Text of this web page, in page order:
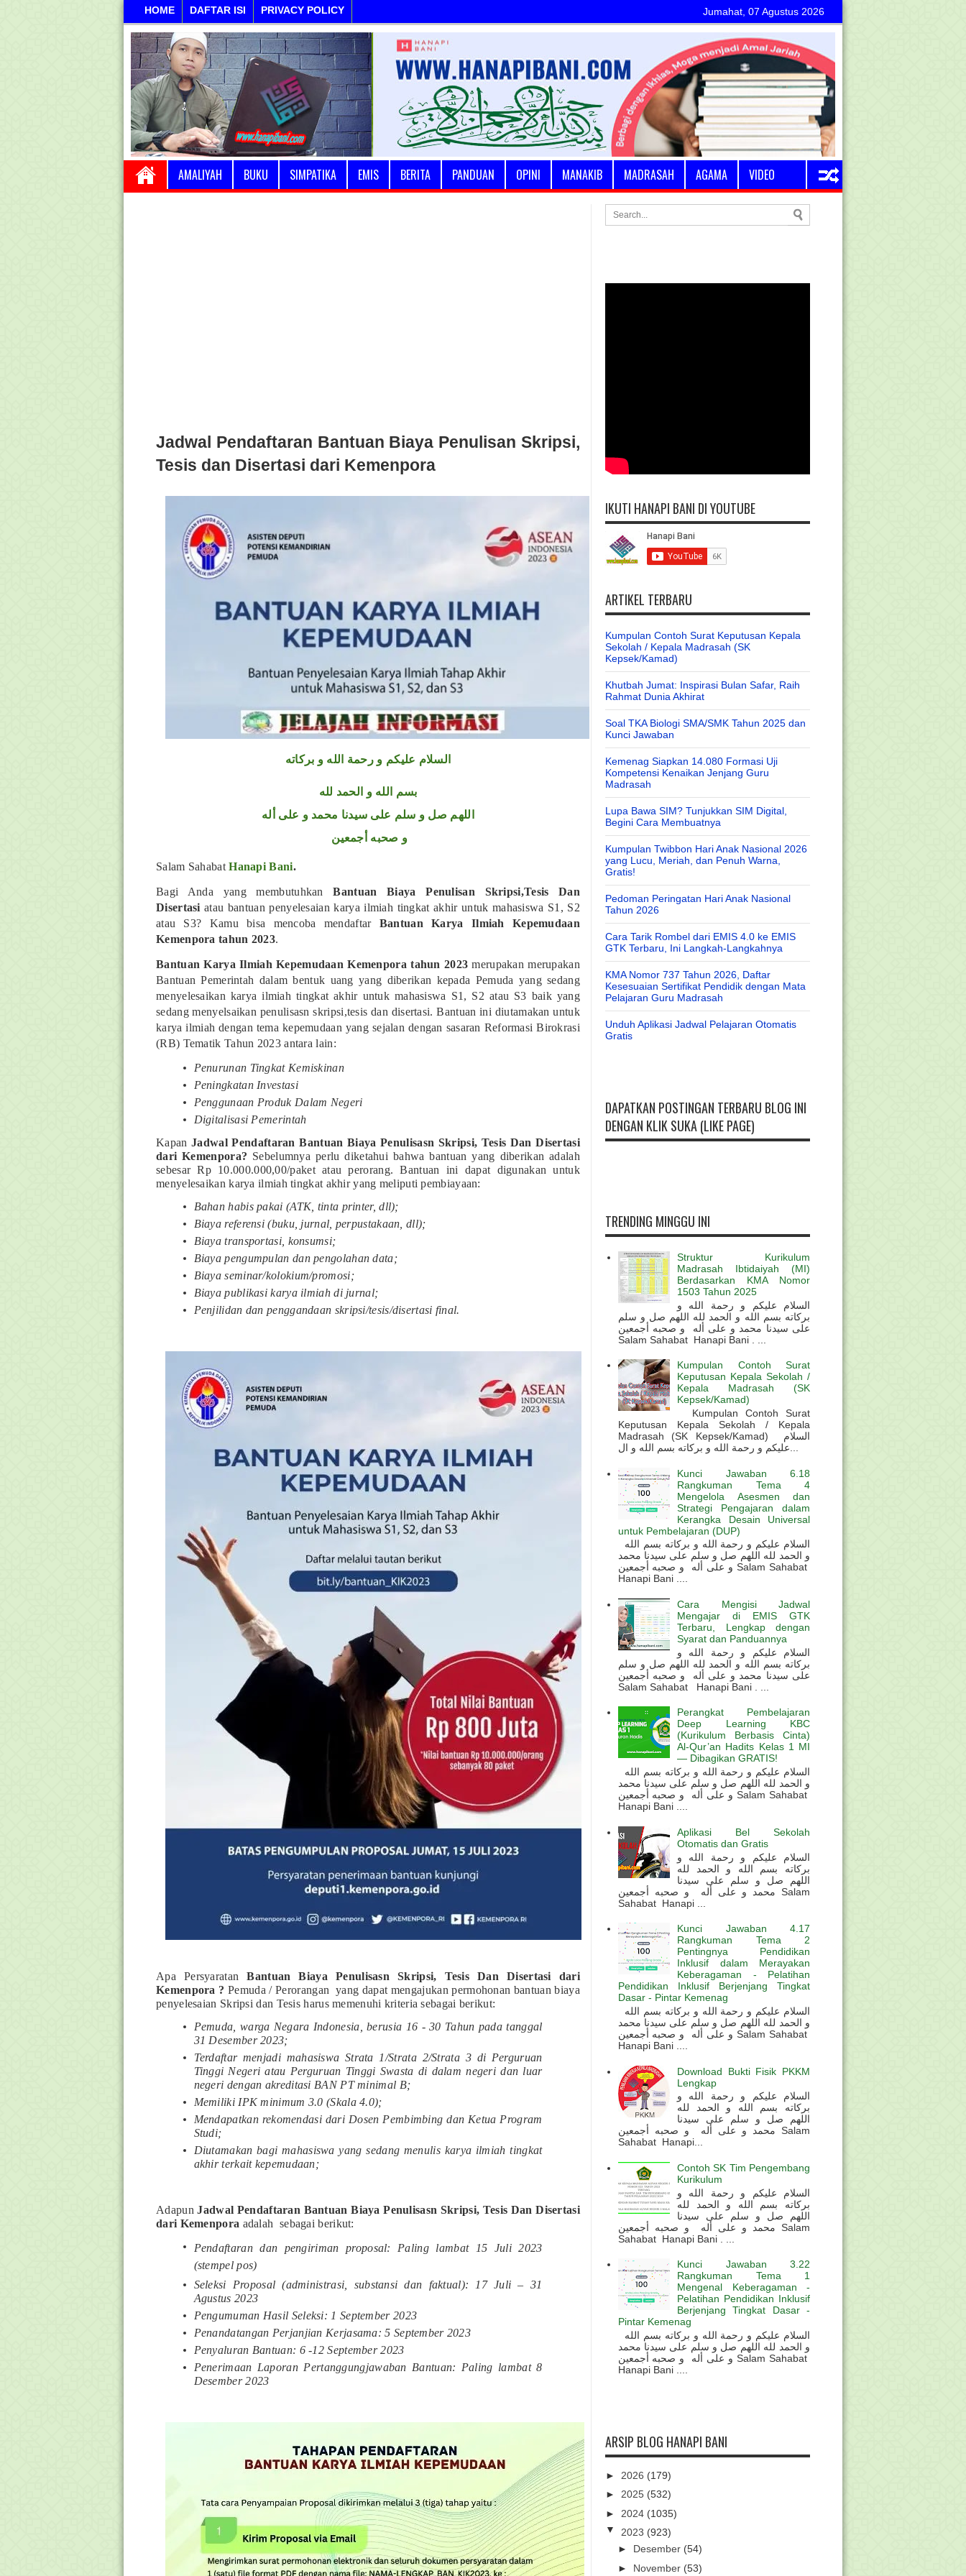
HOME DAFTAR ISI PRIVACY POLICY Jumahat, 07 Agustus 2026
AMALIYAH BUKU SIMPATIKA EMIS BERITA PANDUAN OPINI MANAKIB MADRASAH AGAMA VIDEO
Jadwal Pendaftaran Bantuan Biaya Penulisan Skripsi,
Tesis dan Disertasi dari Kemenpora
السلام عليكم و رحمة الله و بركاته
بسم الله و الحمد لله
اللهم صل و سلم على سيدنا محمد و على أله
و صحبه أجمعين
Salam SahabatHanapi Bani.
Bagi Anda yang membutuhkan
Bantuan Biaya Penulisan Skripsi,Tesis Dan
Disertasiatau bantuan penyelesaian karya ilmiah tingkat akhir untuk mahasiswa S1, S2
atau S3? Kamu bisa mencoba mendaftar
Bantuan Karya Ilmiah Kepemudaan
Kemenpora tahun 2023.
Bantuan Karya Ilmiah Kepemudaan Kemenpora tahun 2023merupakan merupakan
Bantuan Pemerintah dalam bentuk uang yang diberikan kepada Pemuda yang sedang
menyelesaikan karya ilmiah tingkat akhir untuk mahasiswa S1, S2 atau S3 baik yang
sedang menyelsaikan penulisasn skripsi,tesis dan disertasi. Bantuan ini diutamakan untuk
karya ilmiah dengan tema kepemudaan yang sejalan dengan sasaran Reformasi Birokrasi
(RB) Tematik Tahun 2023 antara lain:
Penurunan Tingkat Kemiskinan
Peningkatan Investasi
Penggunaan Produk Dalam Negeri
Digitalisasi Pemerintah
KapanJadwal Pendaftaran Bantuan Biaya Penulisasn Skripsi, Tesis Dan Disertasi
dari Kemenpora? Sebelumnya perlu diketahui bahwa bantuan yang diberikan adalah
sebesar Rp 10.000.000,00/paket atau perorang. Bantuan ini dapat digunakan untuk
menyelesaikan karya ilmiah tingkat akhir yang meliputi pembiayaan:
Bahan habis pakai (ATK, tinta printer, dll);
Biaya referensi (buku, jurnal, perpustakaan, dll);
Biaya transportasi, konsumsi;
Biaya pengumpulan dan pengolahan data;
Biaya seminar/kolokium/promosi;
Biaya publikasi karya ilmiah di jurnal;
Penjilidan dan penggandaan skripsi/tesis/disertasi final.
Apa PersyaratanBantuan Biaya Penulisasn Skripsi, Tesis Dan Disertasi dari
Kemenpora ?Pemuda / Perorangan yang dapat mengajukan permohonan bantuan biaya
penyelesaian Skripsi dan Tesis harus memenuhi kriteria sebagai berikut:
Pemuda, warga Negara Indonesia, berusia 16 - 30 Tahun pada tanggal
31 Desember 2023;
Terdaftar menjadi mahasiswa Strata 1/Strata 2/Strata 3 di Perguruan
Tinggi Negeri atau Perguruan Tinggi Swasta di dalam negeri dan luar
negeri dengan akreditasi BAN PT minimal B;
Memiliki IPK minimum 3.0 (Skala 4.0);
Mendapatkan rekomendasi dari Dosen Pembimbing dan Ketua Program
Studi;
Diutamakan bagi mahasiswa yang sedang menulis karya ilmiah tingkat
akhir terkait kepemudaan;
AdapunJadwal Pendaftaran Bantuan Biaya Penulisasn Skripsi, Tesis Dan Disertasi
dari Kemenpora adalah sebagai berikut:
Pendaftaran dan pengiriman proposal: Paling lambat 15 Juli 2023
(stempel pos)
Seleksi Proposal (administrasi, substansi dan faktual): 17 Juli – 31
Agustus 2023
Pengumuman Hasil Seleksi: 1 September 2023
Penandatangan Perjanjian Kerjasama: 5 September 2023
Penyaluran Bantuan: 6 -12 September 2023
Penerimaan Laporan Pertanggungjawaban Bantuan: Paling lambat 8
Desember 2023
IKUTI HANAPI BANI DI YOUTUBE
ARTIKEL TERBARU
Kumpulan Contoh Surat Keputusan Kepala
Sekolah / Kepala Madrasah (SK
Kepsek/Kamad)
Khutbah Jumat: Inspirasi Bulan Safar, Raih
Rahmat Dunia Akhirat
Soal TKA Biologi SMA/SMK Tahun 2025 dan
Kunci Jawaban
Kemenag Siapkan 14.080 Formasi Uji
Kompetensi Kenaikan Jenjang Guru
Madrasah
Lupa Bawa SIM? Tunjukkan SIM Digital,
Begini Cara Membuatnya
Kumpulan Twibbon Hari Anak Nasional 2026
yang Lucu, Meriah, dan Penuh Warna,
Gratis!
Pedoman Peringatan Hari Anak Nasional
Tahun 2026
Cara Tarik Rombel dari EMIS 4.0 ke EMIS
GTK Terbaru, Ini Langkah-Langkahnya
KMA Nomor 737 Tahun 2026, Daftar
Kesesuaian Sertifikat Pendidik dengan Mata
Pelajaran Guru Madrasah
Unduh Aplikasi Jadwal Pelajaran Otomatis
Gratis
DAPATKAN POSTINGAN TERBARU BLOG INI
DENGAN KLIK SUKA (LIKE PAGE)
TRENDING MINGGU INI
Struktur Kurikulum
Madrasah Ibtidaiyah (MI)
Berdasarkan KMA Nomor
1503 Tahun 2025
السلام عليكم و رحمة الله و
بركاته بسم الله و الحمد لله اللهم صل و سلم
على سيدنا محمد و على أله و صحبه أجمعين
Salam Sahabat Hanapi Bani . ...
Kumpulan Contoh Surat
Keputusan Kepala Sekolah /
Kepala Madrasah (SK
Kepsek/Kamad)
Kumpulan Contoh Surat
Keputusan Kepala Sekolah / Kepala
Madrasah (SK Kepsek/Kamad) السلام
Kunci Jawaban 6.18
Rangkuman Tema 4
Mengelola Asesmen dan
Strategi Pengajaran dalam
Kerangka Desain Universal
untuk Pembelajaran (DUP)
و الحمد لله اللهم صل و سلم على سيدنا محمد
و على أله و صحبه أجمعين Salam Sahabat
Hanapi Bani ....
Cara Mengisi Jadwal
Mengajar di EMIS GTK
Terbaru, Lengkap dengan
Syarat dan Panduannya
السلام عليكم و رحمة الله و
بركاته بسم الله و الحمد لله اللهم صل و سلم
على سيدنا محمد و على أله و صحبه أجمعين
Salam Sahabat Hanapi Bani . ...
Perangkat Pembelajaran
Deep Learning KBC
(Kurikulum Berbasis Cinta)
Al-Qur’an Hadits Kelas 1 MI
— Dibagikan GRATIS!
و الحمد لله اللهم صل و سلم على سيدنا محمد
و على أله و صحبه أجمعين Salam Sahabat
Hanapi Bani ....
Aplikasi Bel Sekolah
Otomatis dan Gratis
السلام عليكم و رحمة الله و
بركاته بسم الله و الحمد لله
اللهم صل و سلم على سيدنا
محمد و على أله و صحبه أجمعين Salam
Sahabat Hanapi ...
Kunci Jawaban 4.17
Rangkuman Tema 2
Pentingnya Pendidikan
Inklusif dalam Merayakan
Keberagaman - Pelatihan
Pendidikan Inklusif Berjenjang Tingkat
Dasar - Pintar Kemenag
و الحمد لله اللهم صل و سلم على سيدنا محمد
و على أله و صحبه أجمعين Salam Sahabat
Hanapi Bani ....
Download Bukti Fisik PKKM
Lengkap
السلام عليكم و رحمة الله و
بركاته بسم الله و الحمد لله
اللهم صل و سلم على سيدنا
محمد و على أله و صحبه أجمعين Salam
Sahabat Hanapi...
Contoh SK Tim Pengembang
Kurikulum
السلام عليكم و رحمة الله و
بركاته بسم الله و الحمد لله
اللهم صل و سلم على سيدنا
محمد و على أله و صحبه أجمعين Salam
Sahabat Hanapi Bani . ...
Kunci Jawaban 3.22
Rangkuman Tema 1
Mengenal Keberagaman -
Pelatihan Pendidikan Inklusif
Berjenjang Tingkat Dasar -
Pintar Kemenag
و الحمد لله اللهم صل و سلم على سيدنا محمد
و على أله و صحبه أجمعين Salam Sahabat
Hanapi Bani ....
ARSIP BLOG HANAPI BANI
► 2026 (179)
► 2025 (532)
► 2024 (1035)
▼ 2023 (923)
► Desember (54)
► November (53)